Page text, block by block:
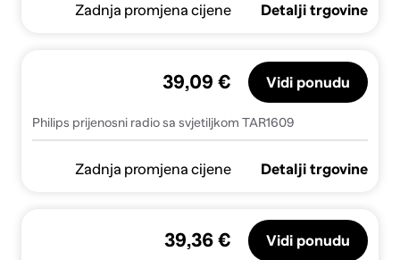
Zadnja promjena cijene Detalji trgovine
Philips prijenosni radio sa svjetiljkom TAR1609
39,09 € Vidi ponudu
Zadnja promjena cijene Detalji trgovine
39,36 € Vidi ponudu